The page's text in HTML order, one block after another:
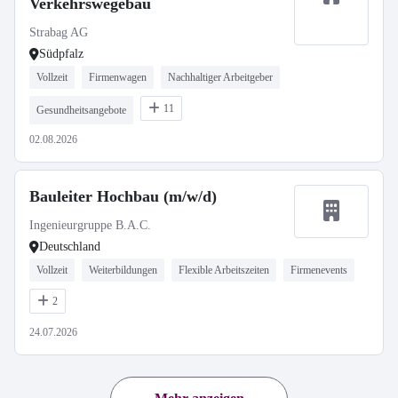
Verkehrswegebau
Strabag AG
Südpfalz
Vollzeit Firmenwagen Nachhaltiger Arbeitgeber
Gesundheitsangebote 11
02.08.2026
Bauleiter Hochbau (m/w/d)
Ingenieurgruppe B.A.C.
Deutschland
Vollzeit Weiterbildungen Flexible Arbeitszeiten Firmenevents
2
24.07.2026